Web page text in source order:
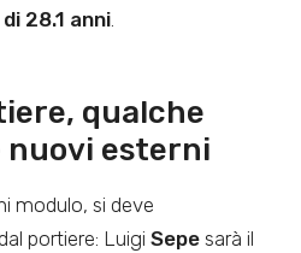
28.1 anni.
qualche
nuovi esterni
modulo, si deve
portiere: Luigi Sepe sarà il